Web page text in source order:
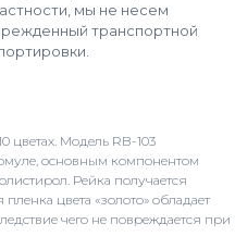
мы не несем
транспортной
цветах. Модель RB-103
основным компонентом
Рейка получается
цвета «золото» обладает
чего не повреждается при